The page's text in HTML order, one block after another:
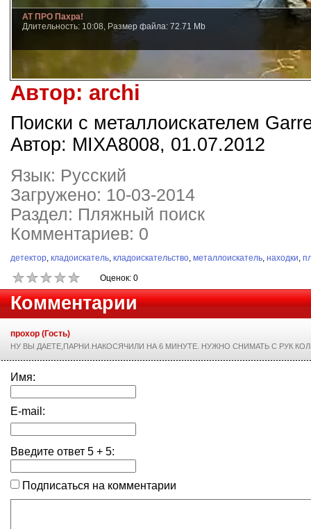
АТ ПРО Пахра!
Длительность: 10:08, Размер файла: 72.71 Mb
Автор: archi
Поиски с металлоискателем
Автор: MIXA8008, 01.07.2012
Язык: Русский
Загружено: 10-03-2014
Раздел: Пляжный поиск
Комментариев: 0
детектор, кладоискатель, кладоискательство, металлоискатель, находки,
Оценок: 0
Комментарии
прохор (Гость)
НУ ВЫ ДАЕТЕ,ПАРНИ.НАКОСЯЧИЛИ НА 6 МИНУТЕ. НУЖНО СНИМАТЬ С РУК
Имя:
E-mail:
Введите ответ 5 + 5:
Подписаться на комментарии